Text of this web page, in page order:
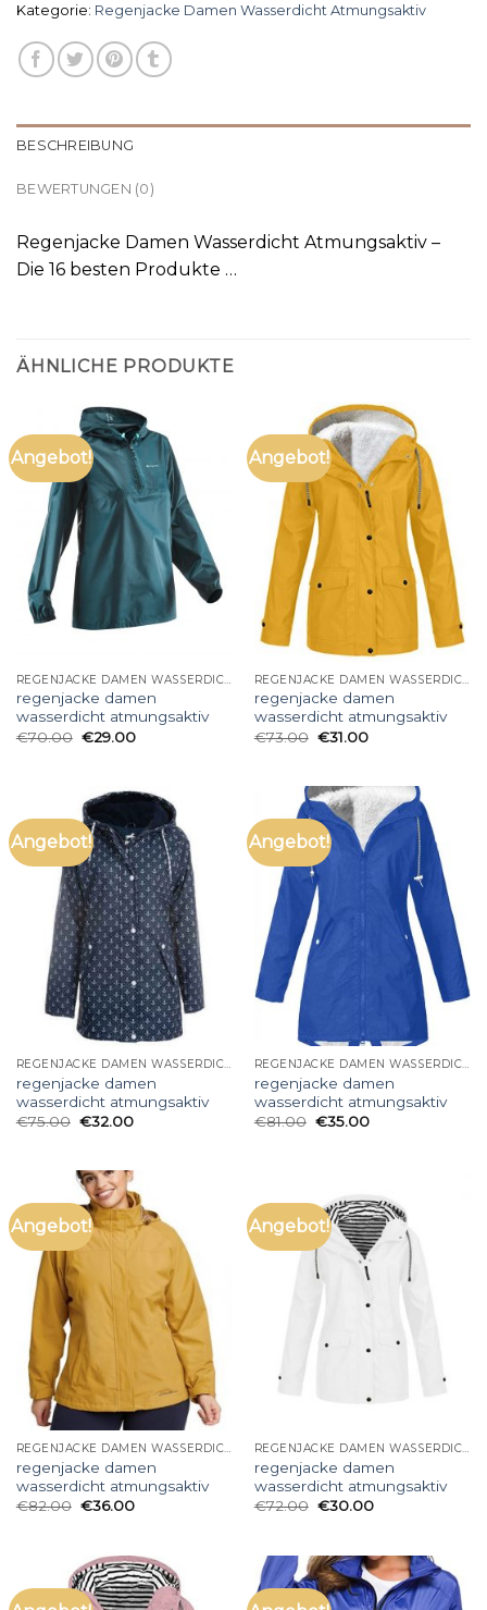
Kategorie: Regenjacke Damen Wasserdicht Atmungsaktiv
BESCHREIBUNG
BEWERTUNGEN (0)
Regenjacke Damen Wasserdicht Atmungsaktiv –
Die 16 besten Produkte …
ÄHNLICHE PRODUKTE
Angebot!
regenjacke damen
wasserdicht atmungsaktiv
€70.00 €29.00
Angebot!
regenjacke damen
wasserdicht atmungsaktiv
€73.00 €31.00
Angebot!
REGENJACKE DAMEN WASSERDICHT ATMUNGSAKTIV
regenjacke damen
wasserdicht atmungsaktiv
€75.00 €32.00
Angebot!
REGENJACKE DAMEN WASSERDICHT ATMUNGSAKTIV
regenjacke damen
wasserdicht atmungsaktiv
€81.00 €35.00
Angebot!
REGENJACKE DAMEN WASSERDICHT ATMUNGSAKTIV
regenjacke damen
wasserdicht atmungsaktiv
€82.00 €36.00
Angebot!
REGENJACKE DAMEN WASSERDICHT ATMUNGSAKTIV
regenjacke damen
wasserdicht atmungsaktiv
€72.00 €30.00